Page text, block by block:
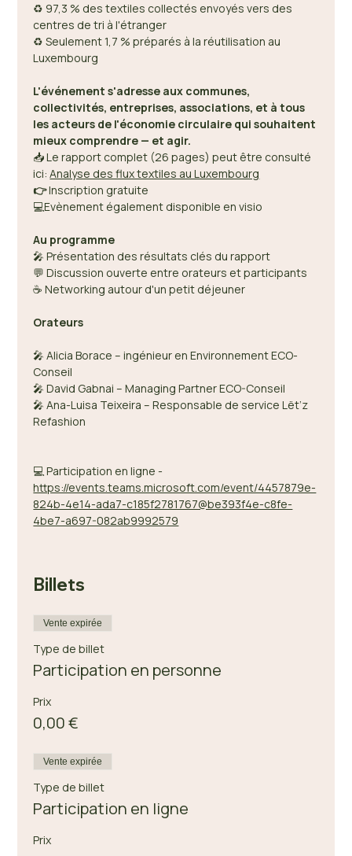
♻️ 97,3 % des textiles collectés envoyés vers des
centres de tri à l'étranger
♻️ Seulement 1,7 % préparés à la réutilisation au
Luxembourg
L'événement s'adresse aux communes,
collectivités, entreprises, associations, et à tous
les acteurs de l'économie circulaire qui souhaitent
mieux comprendre — et agir.
📥 Le rapport complet (26 pages) peut être consulté
ici: Analyse des flux textiles au Luxembourg
👉 Inscription gratuite
💻Evènement également disponible en visio
Au programme
🎤 Présentation des résultats clés du rapport
💬 Discussion ouverte entre orateurs et participants
☕ Networking autour d'un petit déjeuner
Orateurs
🎤 Alicia Borace – ingénieur en Environnement ECO-
Conseil
🎤 David Gabnai – Managing Partner ECO-Conseil
🎤 Ana-Luisa Teixeira – Responsable de service Lët’z
Refashion
💻 Participation en ligne -
https://events.teams.microsoft.com/event/4457879e-
824b-4e14-ada7-c185f2781767@be393f4e-c8fe-
4be7-a697-082ab9992579
Billets
Vente expirée
Type de billet
Participation en personne
Prix
0,00 €
Vente expirée
Type de billet
Participation en ligne
Prix